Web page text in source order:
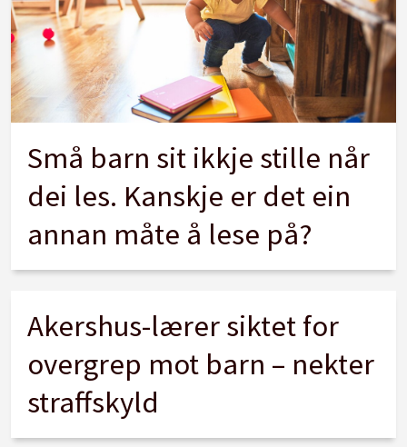
Små barn sit ikkje stille når
dei les. Kanskje er det ein
annan måte å lese på?
Akershus-lærer siktet for
overgrep mot barn – nekter
straffskyld